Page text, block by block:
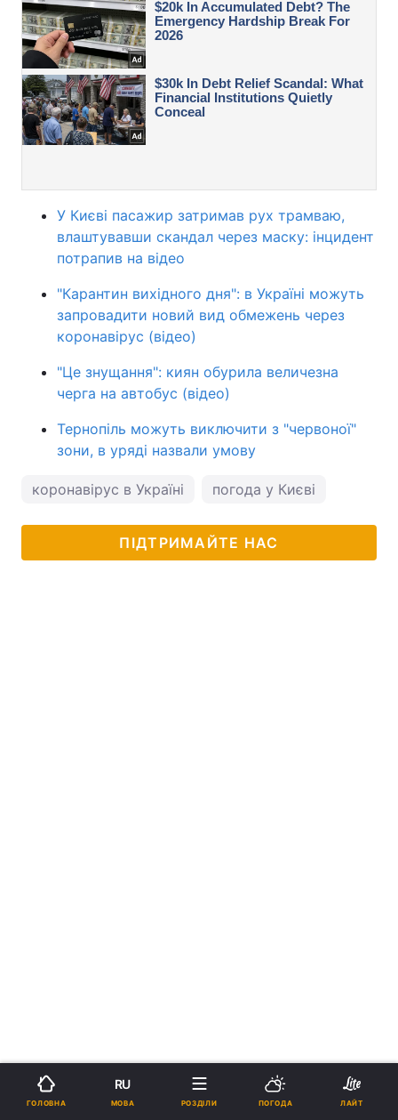
У Києві пасажир затримав рух трамваю,
влаштувавши скандал через маску: інцидент
потрапив на відео
"Карантин вихідного дня": в Україні можуть
запровадити новий вид обмежень через
коронавірус (відео)
"Це знущання": киян обурила величезна
черга на автобус (відео)
Тернопіль можуть виключити з "червоної"
зони, в уряді назвали умову
коронавірус в Україні погода у Києві
ПІДТРИМАЙТЕ НАС
ГОЛОВНА
RU
МОВА РОЗДІЛИ ПОГОДА ЛАЙТ